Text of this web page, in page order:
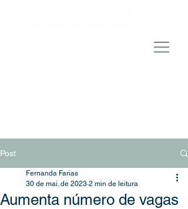
Post
Aumenta número de vagas
Fernanda Farias
30 de mai. de 2023 2 min de leitura